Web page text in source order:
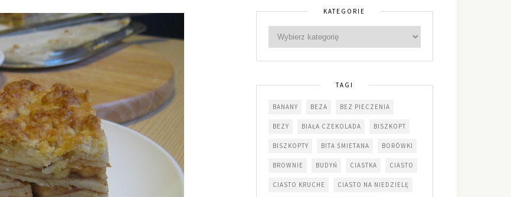
KATEGORIE
TAGI
BANANY BEZA BEZ PIECZENIA
BEZY BIAŁA CZEKOLADA BISZKOPT
BISZKOPTY BITA ŚMIETANA BORÓWKI
BROWNIE BUDYŃ CIASTKA CIASTO
CIASTO KRUCHE CIASTO NA NIEDZIELĘ